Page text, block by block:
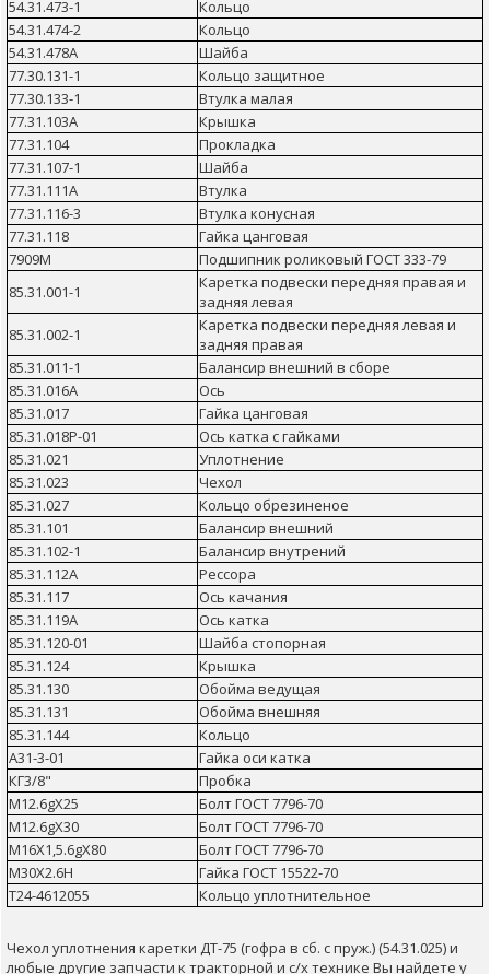
54.31.473-1
Кольцо
54.31.474-2
Кольцо
54.31.478А
Шайба
77.30.131-1
Кольцо защитное
77.30.133-1
Втулка малая
77.31.103А
Крышка
77.31.104
Прокладка
77.31.107-1
Шайба
77.31.111А
Втулка
77.31.116-3
Втулка конусная
77.31.118
Гайка цанговая
7909М
Подшипник роликовый ГОСТ 333-79
85.31.001-1
Каретка подвески передняя правая и
задняя левая
85.31.002-1
Каретка подвески передняя левая и
задняя правая
85.31.011-1
Балансир внешний в сборе
85.31.016А
Ось
85.31.017
Гайка цанговая
85.31.018Р-01
Ось катка с гайками
85.31.021
Уплотнение
85.31.023
Чехол
85.31.027
Кольцо обрезиненое
85.31.101
Балансир внешний
85.31.102-1
Балансир внутрений
85.31.112А
Рессора
85.31.117
Ось качания
85.31.119А
Ось катка
85.31.120-01
Шайба стопорная
85.31.124
Крышка
85.31.130
Обойма ведущая
85.31.131
Обойма внешняя
85.31.144
Кольцо
А31-3-01
Гайка оси катка
КГ3/8"
Пробка
М12.6gХ25
Болт ГОСТ 7796-70
М12.6gХ30
Болт ГОСТ 7796-70
М16Х1,5.6gХ80
Болт ГОСТ 7796-70
М30Х2.6Н
Гайка ГОСТ 15522-70
Т24-4612055
Кольцо уплотнительное
Чехол уплотнения каретки ДТ-75 (гофра в сб. с пруж.) (54.31.025) и
любые другие запчасти к тракторной и с/х технике Вы найдете у